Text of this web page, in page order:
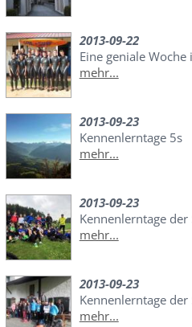
2013-09-22
Eine geniale Woche
mehr...
2013-09-23
Kennenlerntage 5s
mehr...
2013-09-23
Kennenlerntage der
mehr...
2013-09-23
Kennenlerntage
mehr...